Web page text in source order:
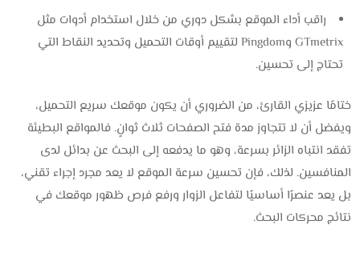
راقب أداء الموقع بشكل دوري من خلال استخدام أدوات مثل
GTmetrix وPingdom لتقييم أوقات التحميل وتحديد النقاط التي
تحتاج إلى تحسين.
ختامًا عزيزي القارئ، من الضروري أن يكون موقعك سريع التحميل،
ويفضل أن لا تتجاوز مدة فتح الصفحات ثلاث ثوانٍ. فالمواقع البطيئة
تفقد انتباه الزائر بسرعة، وهو ما يدفعه إلى البحث عن بدائل لدى
المنافسين. لذلك، فإن تحسين سرعة الموقع لا يعد مجرد إجراء تقني،
بل يعد عنصرًا أساسيًا لتفاعل الزوار ورفع فرص ظهور موقعك في
نتائج محركات البحث.